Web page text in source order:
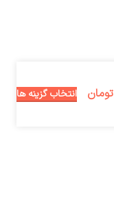
تومان انتخاب گزینه ها